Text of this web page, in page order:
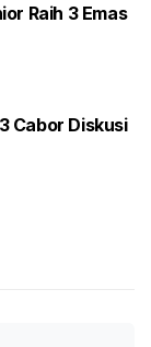
Raih 3 Emas
Cabor Diskusi